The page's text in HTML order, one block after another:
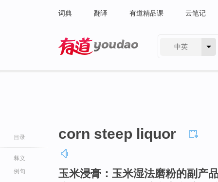
词典 翻译 有道精品课 云笔记
中英
目录
释义
例句
corn steep liquor
玉米浸膏：玉米湿法磨粉的副产